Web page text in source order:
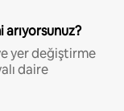
yer değiştirme
daire